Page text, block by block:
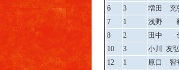
6
3
増田 充
7
1
浅野
8
2
田中
10
3
小川 友
12
1
原口 智